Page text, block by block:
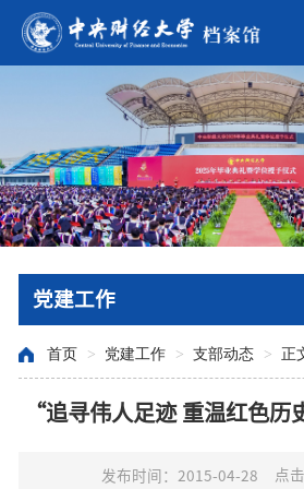
党建工作
首页 > 党建工作 > 支部动态 > 正
“追寻伟人足迹 重温红色
发布时间：2015-04-28 点